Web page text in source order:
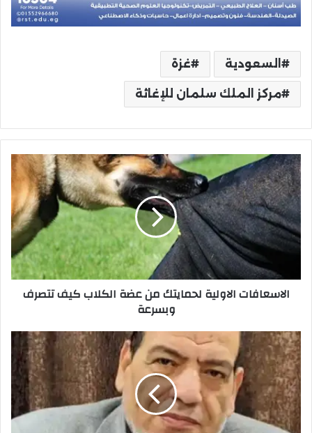
السعودية غزة
مركز الملك سلمان للإغاثة
الاسعافات
الاولية
لحمايتك
من
عضة
الكلاب
وبسرعة
الاسعافات الاولية لحمايتك من عضة الكلاب كيف تتصرف
وبسرعة
محمد
الجوهرى
يجيب
:
زراعة
الدعامة
أيهما